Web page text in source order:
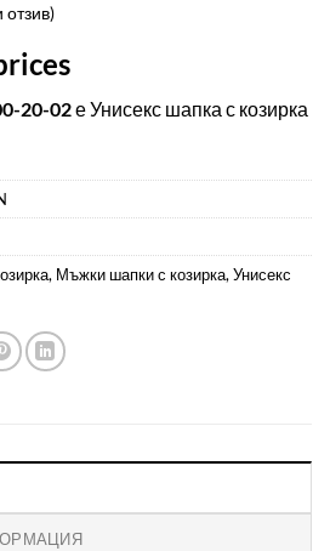
отзив)
20-02е Унисекс шапка с козирка
, Мъжки шапки с козирка, Унисекс